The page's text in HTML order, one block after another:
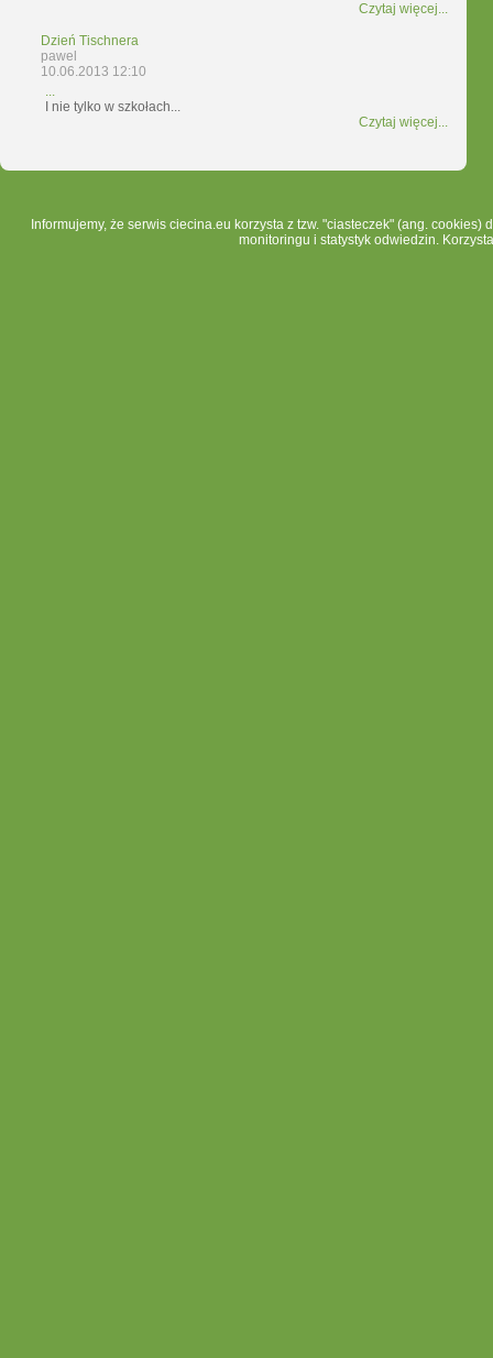
Czytaj więcej...
Dzień Tischnera
pawel
10.06.2013 12:10
...
I nie tylko w szkołach...
Czytaj więcej...
Informujemy, że serwis ciecina.eu korzysta z tzw. "ciasteczek" (ang.
monitoringu i statystyk odwiedzin.